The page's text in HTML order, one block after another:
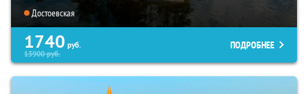
Достоевская
1740 руб.
13900руб.
ПОДРОБНЕЕ